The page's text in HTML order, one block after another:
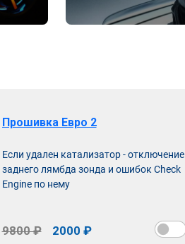
Прошивка Евро 2
Если удален катализатор - отключение
заднего лямбда зонда и ошибок Check
Engine по нему
9800 ₽ 2000 ₽